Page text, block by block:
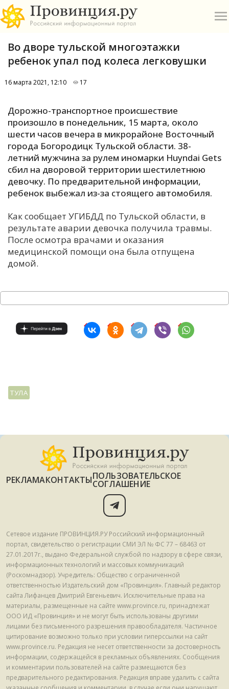
А
Б
В
О
П
С
Т
Я
Во дворе тульской многоэтажки
ребенок упал под колеса легковушки
16 марта 2021, 12:10 17
Дорожно-транспортное происшествие
произошло в понедельник, 15 марта, около
шести часов вечера в микрорайоне Восточный
города Богородицк Тульской области. 38-
летний мужчина за рулем иномарки Huyndai Gets
сбил на дворовой территории шестилетнюю
девочку. По предварительной информации,
ребенок выбежал из-за стоящего автомобиля.
Как сообщает УГИБДД по Тульской области, в
результате аварии девочка получила травмы.
После осмотра врачами и оказания
медицинской помощи она была отпущена
домой.
ТУЛА
РЕКЛАМАКОНТАКТЫПОЛЬЗОВАТЕЛЬСКОЕ
СОГЛАШЕНИЕ
Сетевое издание ПРОВИНЦИЯ.РУ Российский информационный
портал, свидетельство о регистрации СМИ ЭЛ № ФС 77 – 68463 от
27.01.2017г., выдано Федеральной службой по надзору в сфере связи,
информационных технологий и массовых коммуникаций
(Роскомнадзор). Учредитель: Общество с ограниченной
ответственностью Издательский дом «Провинция». Главный редактор
сайта Лифанцев Дмитрий Евгеньевич. Исключительные права на
материалы, размещенные на сайте www.province.ru, принадлежат
ООО ИД «Провинция» и не могут быть использованы другими
лицами без письменного разрешения правообладателя. Частичное
цитирование возможно только при условии гиперссылки на сайт
www.province.ru. Редакция не несет ответственности за достоверность
информации, содержащейся в рекламных объявлениях. Сообщения
и комментарии пользователей на сайте размещаются без
предварительного редактирования. Редакция вправе удалить с сайта